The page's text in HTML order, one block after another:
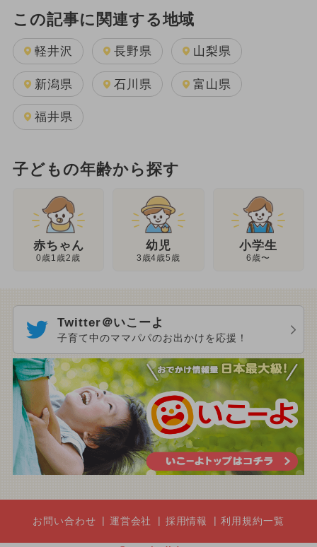
この記事に関連する地域
軽井沢 長野県 山梨県
新潟県 石川県 富山県
福井県
子どもの年齢から探す
赤ちゃん
0歳1歳2歳
幼児
3歳4歳5歳
小学生
6歳〜
Twitter＠いこーよ
子育て中のママパパのお出かけを応援！
お問い合わせ 運営会社 採用情報 利用規約一覧